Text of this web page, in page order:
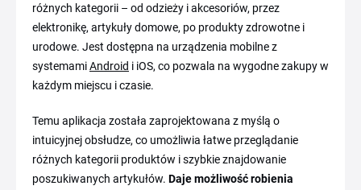
różnych kategorii – od odzieży i akcesoriów, przez
elektronikę, artykuły domowe, po produkty zdrowotne i
urodowe. Jest dostępna na urządzenia mobilne z
systemamiAndroid i iOS, co pozwala na wygodne zakupy w
każdym miejscu i czasie.
Temu aplikacja została zaprojektowana z myślą o
intuicyjnej obsłudze, co umożliwia łatwe przeglądanie
różnych kategorii produktów i szybkie znajdowanie
poszukiwanych artykułów. Daje możliwość robienia